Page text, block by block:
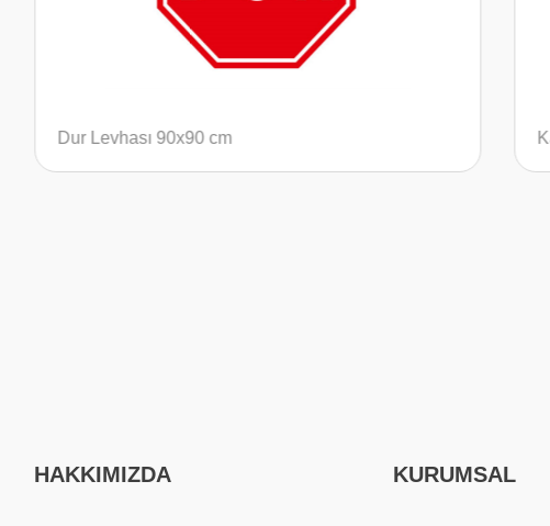
Karşıdan Gelene Yol Ver Levhası 90x90 cm
HAKKIMIZDA KURUMSAL